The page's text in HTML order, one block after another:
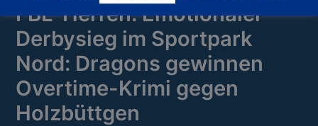
FBL-Herren: Emotionaler
Derbysieg im Sportpark
Nord: Dragons gewinnen
Overtime-Krimi gegen
Holzbüttgen